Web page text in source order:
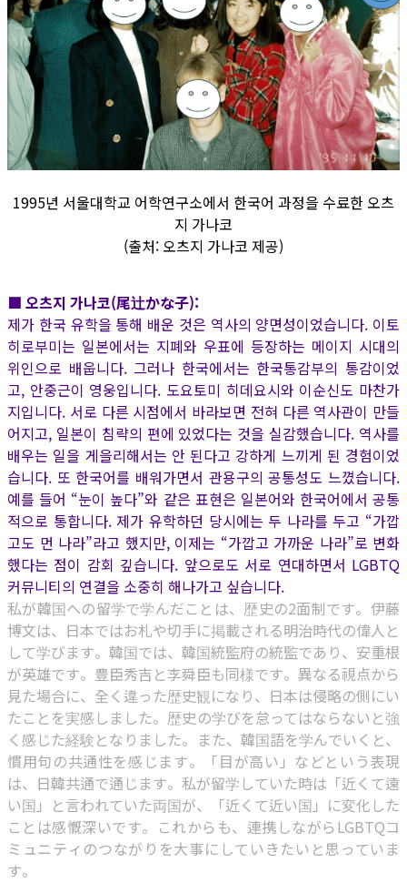
1995년 서울대학교 어학연구소에서 한국어 과정을 수료한 오츠
지 가나코
(출처: 오츠지 가나코 제공)
■ 오츠지 가나코(尾辻かな子):
제가 한국 유학을 통해 배운 것은 역사의 양면성이었습니다. 이토
히로부미는 일본에서는 지폐와 우표에 등장하는 메이지 시대의
위인으로 배웁니다. 그러나 한국에서는 한국통감부의 통감이었
고, 안중근이 영웅입니다. 도요토미 히데요시와 이순신도 마찬가
지입니다. 서로 다른 시점에서 바라보면 전혀 다른 역사관이 만들
어지고, 일본이 침략의 편에 있었다는 것을 실감했습니다. 역사를
배우는 일을 게을리해서는 안 된다고 강하게 느끼게 된 경험이었
습니다. 또 한국어를 배워가면서 관용구의 공통성도 느꼈습니다.
예를 들어 “눈이 높다”와 같은 표현은 일본어와 한국어에서 공통
적으로 통합니다. 제가 유학하던 당시에는 두 나라를 두고 “가깝
고도 먼 나라”라고 했지만, 이제는 “가깝고 가까운 나라”로 변화
했다는 점이 감회 깊습니다. 앞으로도 서로 연대하면서 LGBTQ
커뮤니티의 연결을 소중히 해나가고 싶습니다.
私が韓国への留学で学んだことは、歴史の2面制です。伊藤
博文は、日本ではお札や切手に掲載される明治時代の偉人と
して学びます。韓国では、韓国統監府の統監であり、安重根
が英雄です。豊臣秀吉と李舜臣も同様です。異なる視点から
見た場合に、全く違った歴史観になり、日本は侵略の側にい
たことを実感しました。歴史の学びを怠ってはならないと強
く感じた経験となりました。また、韓国語を学んでいくと、
慣用句の共通性を感じます。「目が高い」などという表現
は、日韓共通で通じます。私が留学していた時は「近くて遠
い国」と言われていた両国が、「近くて近い国」に変化した
ことは感慨深いです。これからも、連携しながらLGBTQコ
ミュニティのつながりを大事にしていきたいと思っていま
す。